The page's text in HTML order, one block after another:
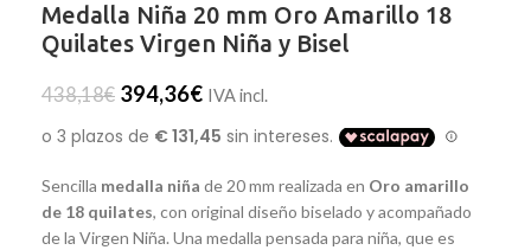
Medalla Niña 20 mm Oro Amarillo 18
Quilates Virgen Niña y Bisel
438,18€ 394,36€ IVA incl.
Sencilla medalla niña de 20 mm realizada en Oro amarillo
de 18 quilates, con original diseño biselado y acompañado
de la Virgen Niña. Una medalla pensada para niña, que es